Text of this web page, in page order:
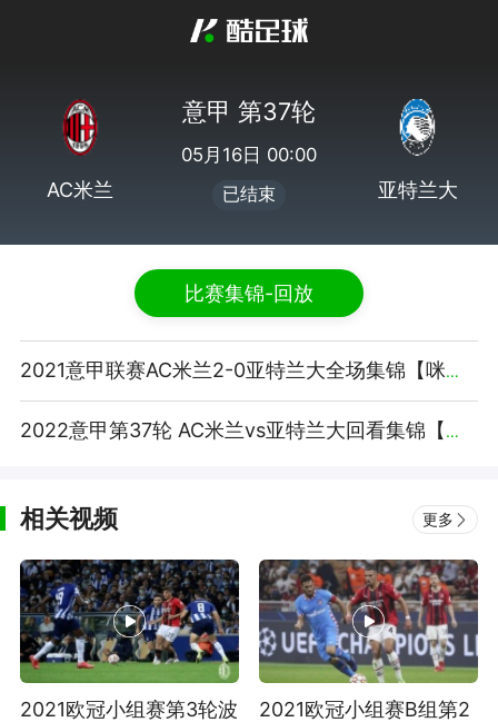
AC米兰
意甲 第37轮
05月16日 00:00
已结束 亚特兰大
比赛集锦-回放
2021意甲联赛AC米兰2-0亚特兰大全场集锦【咪咕视频】
2022意甲第37轮 AC米兰vs亚特兰大回看集锦【腾讯视频】
相关视频 更多
2021欧冠小组赛第3轮波
2021欧冠小组赛B组第2